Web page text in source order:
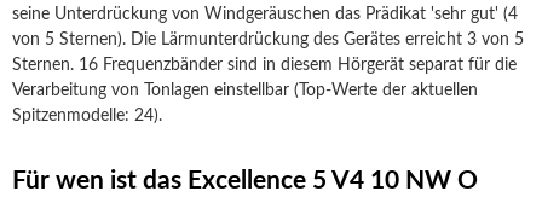
seine Unterdrückung von Windgeräuschen das Prädikat 'sehr gut' (4
von 5 Sternen). Die Lärmunterdrückung des Gerätes erreicht 3 von 5
Sternen. 16 Frequenzbänder sind in diesem Hörgerät separat für die
Verarbeitung von Tonlagen einstellbar (Top-Werte der aktuellen
Spitzenmodelle: 24).
Für wen ist das Excellence 5 V4 10 NW O